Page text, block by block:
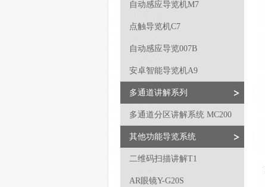
自动感应导览机M7
点触导览机C7
自动感应导览007B
安卓智能导览机A9
多通道讲解系列
多通道分区讲解系统 MC200
其他功能导览系统
二维码扫描讲解T1
AR眼镜Y-G20S